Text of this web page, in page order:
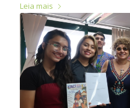
Leia mais